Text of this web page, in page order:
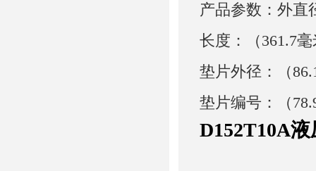
产品参数：外直
长度：（361.7
垫片外径：（
垫片编号：（
D152T10A